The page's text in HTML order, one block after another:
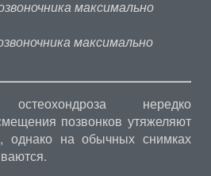
максимально
максимально
нередко
позвонков утяжеляют
однако на обычных снимках